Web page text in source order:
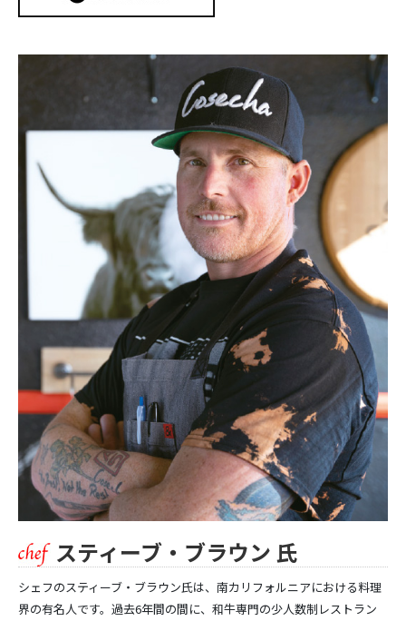
スティーブ・ブラウン 氏
シェフのスティーブ・ブラウン氏は、南カリフォルニアにおける料理
界の有名人です。過去6年間の間に、和牛専門の少人数制レストラン